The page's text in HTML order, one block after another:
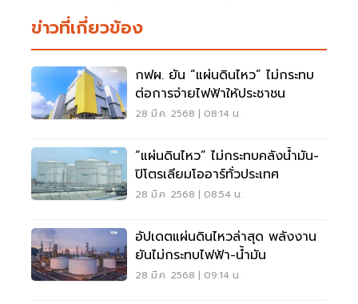
ข่าวที่เกี่ยวข้อง
กฟผ. ยัน “แผ่นดินไหว” ไม่กระทบ
ต่อการจ่ายไฟฟ้าให้ประชาชน
28 มี.ค. 2568 | 08:14 น.
“แผ่นดินไหว” ไม่กระทบคลังน้ำมัน-
ปิโตรเลียมโออาร์ทั่วประเทศ
28 มี.ค. 2568 | 08:54 น.
อัปเดตแผ่นดินไหวล่าสุด พลังงาน
ยันไม่กระทบไฟฟ้า-น้ำมัน
28 มี.ค. 2568 | 09:14 น.